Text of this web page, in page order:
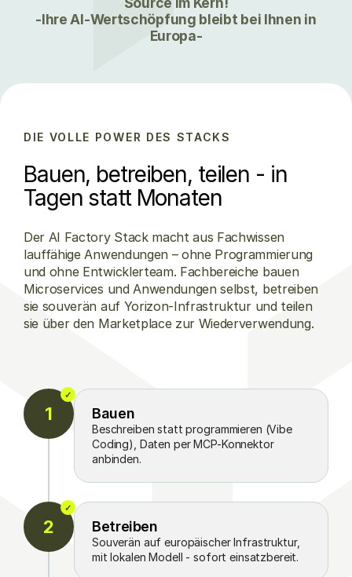
-Ihre AI-Wertschöpfung bleibt bei Ihnen in
Europa-
DIE VOLLE POWER DES STACKS
Bauen, betreiben, teilen - in
Tagen statt Monaten
Der AI Factory Stack macht aus Fachwissen
lauffähige Anwendungen – ohne Programmierung
und ohne Entwicklerteam. Fachbereiche bauen
Microservices und Anwendungen selbst, betreiben
sie souverän auf Yorizon-Infrastruktur und teilen
sie über den Marketplace zur Wiederverwendung.
1
✓
Connectoren
Testing
Deployment
Bauen
Beschreiben statt programmieren (Vibe
Coding), Daten per MCP-Konnektor
anbinden.
2
✓
Souverän
Sicher
Skalierbar
Messbar
Betreiben
Souverän auf europäischer Infrastruktur,
mit lokalen Modell - sofort einsatzbereit.